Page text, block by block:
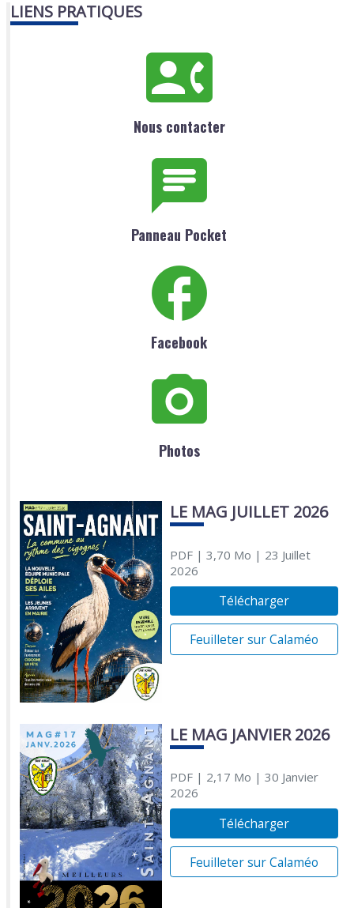
LIENS PRATIQUES
Nous contacter
Panneau Pocket
Facebook
Photos
LE MAG JUILLET 2026
PDF| 3,70 Mo | 23 Juillet
2026
Télécharger
Feuilleter sur Calaméo
LE MAG JANVIER 2026
PDF| 2,17 Mo | 30 Janvier
2026
Télécharger
Feuilleter sur Calaméo